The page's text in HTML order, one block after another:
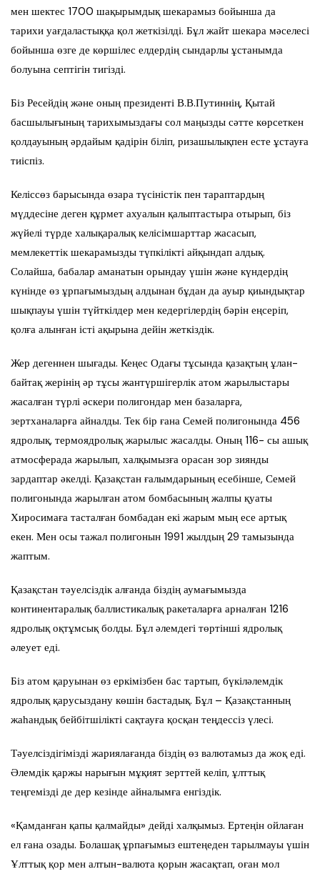
мен шектес 1700 шақырымдық шекарамыз бойынша да
тарихи уағдаластыққа қол жеткізілді. Бұл жайт шекара мәселесі
бойынша өзге де көршілес елдердің сындарлы ұстанымда
болуына септігін тигізді.
Біз Ресейдің және оның президенті В.В.Путиннің, Қытай
басшылығының тарихымыздағы сол маңызды сәтте көрсеткен
қолдауының әрдайым қадірін біліп, ризашылықпен есте ұстауға
тиіспіз.
Келіссөз барысында өзара түсіністік пен тараптардың
мүддесіне деген құрмет ахуалын қалыптастыра отырып, біз
жүйелі түрде халықаралық келісімшарттар жасасып,
мемлекеттік шекарамызды түпкілікті айқындап алдық.
Солайша, бабалар аманатын орындау үшін және күндердің
күнінде өз ұрпағымыздың алдынан бұдан да ауыр қиындықтар
шықпауы үшін түйткілдер мен кедергілердің бәрін еңсеріп,
қолға алынған істі ақырына дейін жеткіздік.
Жер дегеннен шығады. Кеңес Одағы тұсында қазақтың ұлан-
байтақ жерінің әр тұсы жантүршігерлік атом жарылыстары
жасалған түрлі әскери полигондар мен базаларға,
зертханаларға айналды. Тек бір ғана Семей полигонында 456
ядролық, термоядролық жарылыс жасалды. Оның 116- сы ашық
атмосферада жарылып, халқымызға орасан зор зиянды
зардаптар әкелді. Қазақстан ғалымдарының есебінше, Семей
полигонында жарылған атом бомбасының жалпы қуаты
Хиросимаға тасталған бомбадан екі жарым мың есе артық
екен. Мен осы тажал полигонын 1991 жылдың 29 тамызында
жаптым.
Қазақстан тәуелсіздік алғанда біздің аумағымызда
континентаралық баллистикалық ракеталарға арналған 1216
ядролық оқтұмсық болды. Бұл әлемдегі төртінші ядролық
әлеует еді.
Біз атом қаруынан өз еркімізбен бас тартып, бүкіләлемдік
ядролық қарусыздану көшін бастадық. Бұл – Қазақстанның
жаһандық бейбітшілікті сақтауға қосқан теңдессіз үлесі.
Тәуелсіздігімізді жариялағанда біздің өз валютамыз да жоқ еді.
Әлемдік қаржы нарығын мұқият зерттей келіп, ұлттық
теңгемізді де дер кезінде айналымға енгіздік.
«Қамданған қапы қалмайды» дейді халқымыз. Ертеңін ойлаған
ел ғана озады. Болашақ ұрпағымыз ештеңеден тарылмауы үшін
Ұлттық қор мен алтын-валюта қорын жасақтап, оған мол